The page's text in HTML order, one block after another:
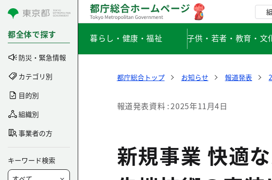
コンテンツにスキップ
都全体で探す
防災・緊急情報
カテゴリ別
目的別
組織別
事業者の方
キーワード検索
暮らし・健康・福祉 子供・若者・教育・文
都庁総合トップ お知らせ 報道発表
報道発表資料 2025年11月4日
新規事業 快適